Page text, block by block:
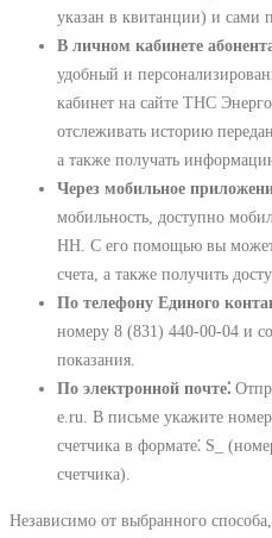
указан в квитанции) и сами
В личном кабинете
удобный и
кабинет на сайте ТНС
отслеживать историю
а также получать
Через мобильное
мобильность, доступно
НН. С его помощью вы
счета, а также получить
По телефону Единого
номеру 8 (831) 440-00-04 и
показания.
По электронной почте⁚
e.ru. В письме укажите
счетчика в формате⁚ S_
счетчика).
Независимо от выбранного способа,